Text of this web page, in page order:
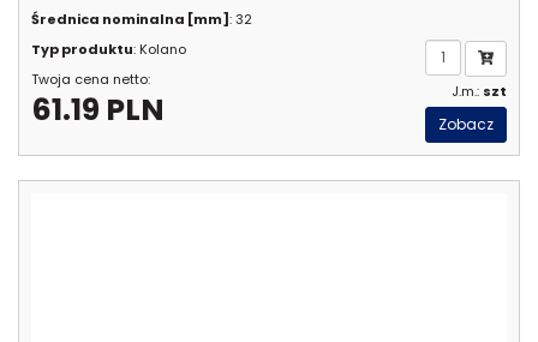
Średnica nominalna [mm]: 32
Typ produktu: Kolano
Twoja cena netto:
61.19 PLN J.m.: szt
Zobacz